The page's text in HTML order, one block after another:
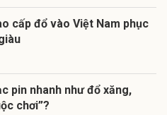
cấp đổ vào Việt Nam phục
pin nhanh như đổ xăng,
chơi”?